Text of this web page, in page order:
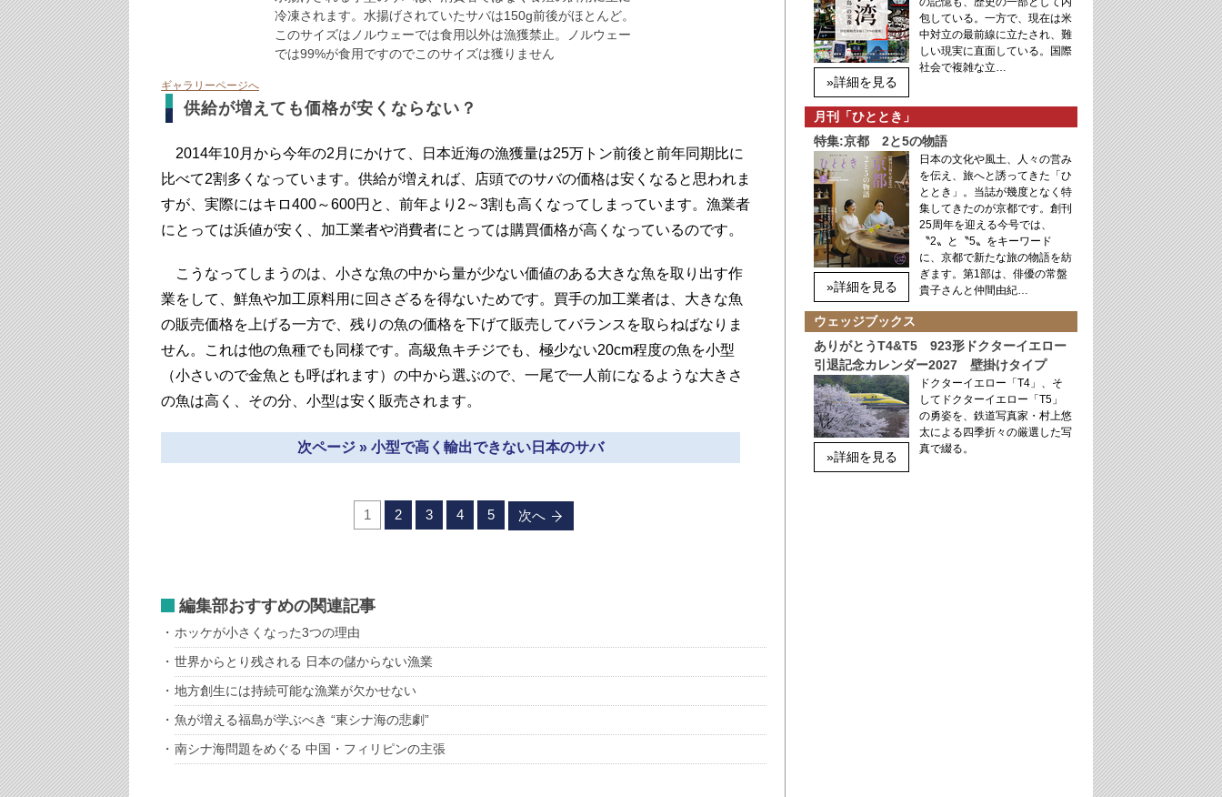
冷凍されます。水揚げされていたサバは150g前後がほとんど。
このサイズはノルウェーでは食用以外は漁獲禁止。ノルウェー
では99%が食用ですのでこのサイズは獲りません
ギャラリーページへ
供給が増えても価格が安くならない？
2014年10月から今年の2月にかけて、日本近海の漁獲量は25万トン前後と前年同期比に
比べて2割多くなっています。供給が増えれば、店頭でのサバの価格は安くなると思われま
すが、実際にはキロ400～600円と、前年より2～3割も高くなってしまっています。漁業者
にとっては浜値が安く、加工業者や消費者にとっては購買価格が高くなっているのです。
こうなってしまうのは、小さな魚の中から量が少ない価値のある大きな魚を取り出す作
業をして、鮮魚や加工原料用に回さざるを得ないためです。買手の加工業者は、大きな魚
の販売価格を上げる一方で、残りの魚の価格を下げて販売してバランスを取らねばなりま
せん。これは他の魚種でも同様です。高級魚キチジでも、極少ない20cm程度の魚を小型
（小さいので金魚とも呼ばれます）の中から選ぶので、一尾で一人前になるような大きさ
の魚は高く、その分、小型は安く販売されます。
次ページ » 小型で高く輸出できない日本のサバ
1 2 3 4 5 次へ
編集部おすすめの関連記事
ホッケが小さくなった3つの理由
世界からとり残される 日本の儲からない漁業
地方創生には持続可能な漁業が欠かせない
魚が増える福島が学ぶべき “東シナ海の悲劇”
南シナ海問題をめぐる 中国・フィリピンの主張
»詳細を見る
包している。一方で、現在は米
中対立の最前線に立たされ、難
しい現実に直面している。国際
社会で複雑な立…
月刊「ひととき」
特集:京都 2と5の物語
»詳細を見る
日本の文化や風土、人々の営み
を伝え、旅へと誘ってきた「ひ
ととき」。当誌が幾度となく特
集してきたのが京都です。創刊
25周年を迎える今号では、
〝2〟と〝5〟をキーワード
に、京都で新たな旅の物語を紡
ぎます。第1部は、俳優の常盤
貴子さんと仲間由紀…
ウェッジブックス
ありがとうT4&T5 923形ドクターイエロー
引退記念カレンダー2027 壁掛けタイプ
»詳細を見る
ドクターイエロー「T4」、そ
してドクターイエロー「T5」
の勇姿を、鉄道写真家・村上悠
太による四季折々の厳選した写
真で綴る。